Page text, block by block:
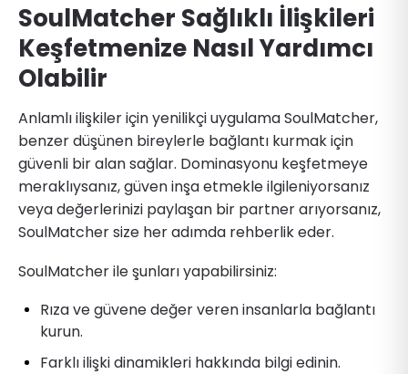
SoulMatcher Sağlıklı İlişkileri
Keşfetmenize Nasıl Yardımcı
Olabilir
Anlamlı ilişkiler için yenilikçi uygulama SoulMatcher,
benzer düşünen bireylerle bağlantı kurmak için
güvenli bir alan sağlar. Dominasyonu keşfetmeye
meraklıysanız, güven inşa etmekle ilgileniyorsanız
veya değerlerinizi paylaşan bir partner arıyorsanız,
SoulMatcher size her adımda rehberlik eder.
SoulMatcher ile şunları yapabilirsiniz:
Rıza ve güvene değer veren insanlarla bağlantı
kurun.
Farklı ilişki dinamikleri hakkında bilgi edinin.